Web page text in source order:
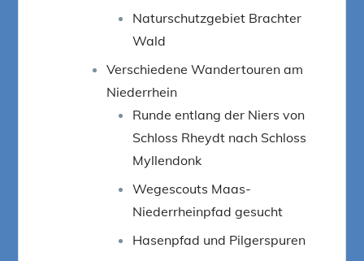
Naturschutzgebiet Brachter
Wald
Verschiedene Wandertouren am
Niederrhein
Runde entlang der Niers von
Schloss Rheydt nach Schloss
Myllendonk
Wegescouts Maas-
Niederrheinpfad gesucht
Hasenpfad und Pilgerspuren